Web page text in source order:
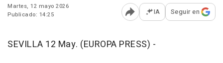
Martes, 12 mayo 2026
Publicado: 14:25
Abrir opciones para
IA Seguir en
SEVILLA 12 May. (EUROPA PRESS) -